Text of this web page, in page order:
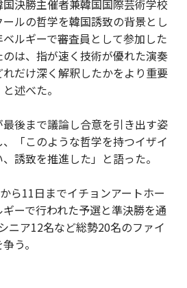
決勝主催者兼韓国国際芸術学校
ルの哲学を韓国誘致の背景とし
ルギーで審査員として参加した
は、指が速く技術が優れた演奏
だけ深く解釈したかをより重要
述べた。
後まで議論し合意を引き出す姿
「このような哲学を持つイザイ
誘致を推進した」と語った。
ら11日までイチョンアートホー
ーで行われた予選と準決勝を通
ニア12名など総勢20名のファイ
う。